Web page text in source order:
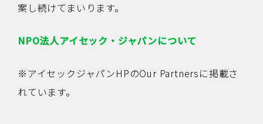
案し続けてまいります。
NPO法人アイセック・ジャパンについて
※アイセックジャパンHPのOur Partnersに掲載さ
れています。